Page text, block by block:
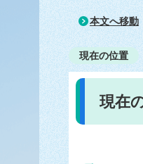
本文へ移動
現在の位置
現在